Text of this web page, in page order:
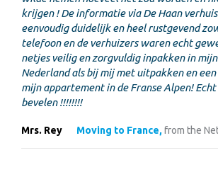
krijgen ! De informatie via De Haan
eenvoudig duidelijk en heel rustgevend
telefoon en de verhuizers waren echt
netjes veilig en zorgvuldig inpakken in
Nederland als bij mij met uitpakken en
mijn appartement in de Franse Alpen! Echt
bevelen !!!!!!!!
Mrs. Rey Moving to France,from the